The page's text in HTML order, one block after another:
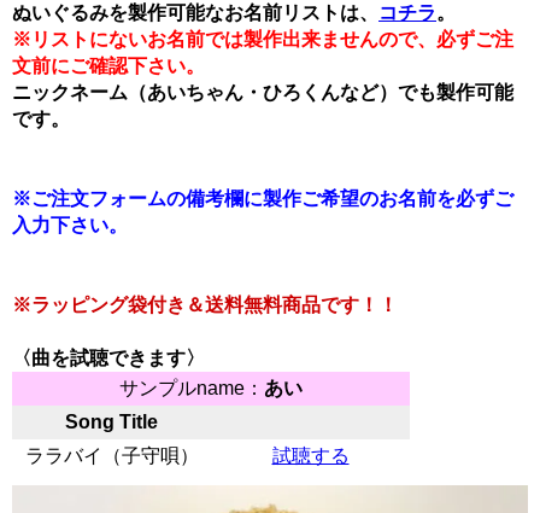
ぬいぐるみを製作可能なお名前リストは、 コチラ。
※リストにないお名前では製作出来ませんので、必ずご注
文前にご確認下さい。
ニックネーム（あいちゃん・ひろくんなど）でも製作可能
です。
※ご注文フォームの備考欄に製作ご希望のお名前を必ずご
入力下さい。
※ラッピング袋付き＆送料無料商品です！！
〈曲を試聴できます〉
サンプルname： あい
Song Title
ララバイ（子守唄）
試聴する